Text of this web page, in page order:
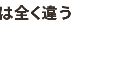
全く違う